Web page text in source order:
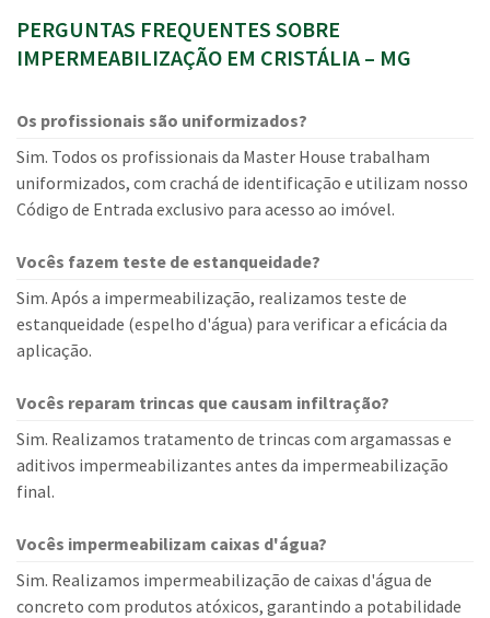
PERGUNTAS FREQUENTES SOBRE
IMPERMEABILIZAÇÃO EM CRISTÁLIA – MG
Os profissionais são uniformizados?
Sim. Todos os profissionais da Master House trabalham
uniformizados, com crachá de identificação e utilizam nosso
Código de Entrada exclusivo para acesso ao imóvel.
Vocês fazem teste de estanqueidade?
Sim. Após a impermeabilização, realizamos teste de
estanqueidade (espelho d'água) para verificar a eficácia da
aplicação.
Vocês reparam trincas que causam infiltração?
Sim. Realizamos tratamento de trincas com argamassas e
aditivos impermeabilizantes antes da impermeabilização
final.
Vocês impermeabilizam caixas d'água?
Sim. Realizamos impermeabilização de caixas d'água de
concreto com produtos atóxicos, garantindo a potabilidade